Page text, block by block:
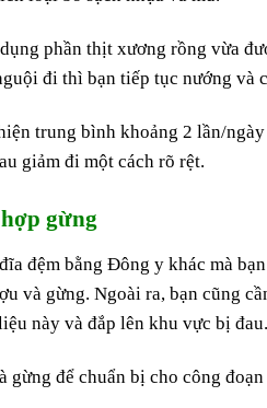
phần thịt xương rồng vừa
đi thì bạn tiếp tục nướng và
trung bình khoảng 2 lần/
giảm đi một cách rõ rệt.
gừng
đệm bằng Đông y khác mà
và gừng. Ngoài ra, bạn cũng
này và đắp lên khu vực bị đau.
gừng để chuẩn bị cho công đoạn